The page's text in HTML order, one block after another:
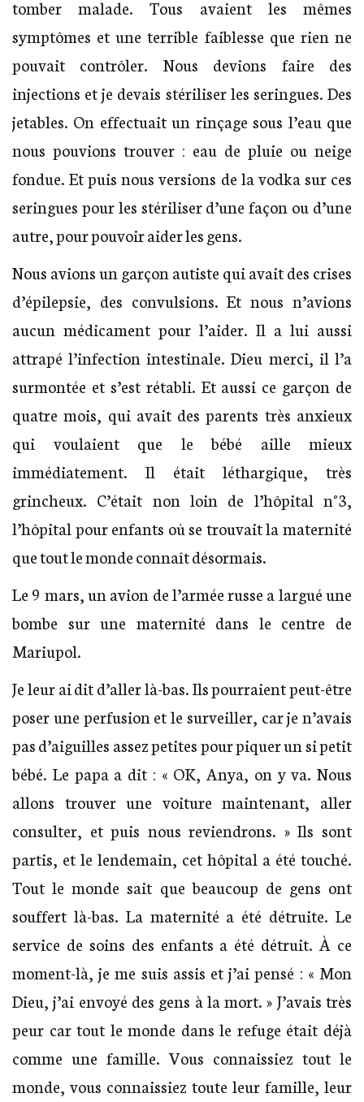
tomber malade. Tous avaient les mêmes
symptômes et une terrible faiblesse que rien ne
pouvait contrôler. Nous devions faire des
injections et je devais stériliser les seringues. Des
jetables. On effectuait un rinçage sous l’eau que
nous pouvions trouver : eau de pluie ou neige
fondue. Et puis nous versions de la vodka sur ces
seringues pour les stériliser d’une façon ou d’une
autre, pour pouvoir aider les gens.
Nous avions un garçon autiste qui avait des crises
d’épilepsie, des convulsions. Et nous n’avions
aucun médicament pour l’aider. Il a lui aussi
attrapé l’infection intestinale. Dieu merci, il l’a
surmontée et s’est rétabli. Et aussi ce garçon de
quatre mois, qui avait des parents très anxieux
qui voulaient que le bébé aille mieux
immédiatement. Il était léthargique, très
grincheux. C’était non loin de l’hôpital n°3,
l’hôpital pour enfants où se trouvait la maternité
que tout le monde connaît désormais.
Le 9 mars, un avion de l’armée russe a largué une
bombe sur une maternité dans le centre de
Mariupol.
Je leur ai dit d’aller là-bas. Ils pourraient peut-être
poser une perfusion et le surveiller, car je n’avais
pas d’aiguilles assez petites pour piquer un si petit
bébé. Le papa a dit : « OK, Anya, on y va. Nous
allons trouver une voiture maintenant, aller
consulter, et puis nous reviendrons. » Ils sont
partis, et le lendemain, cet hôpital a été touché.
Tout le monde sait que beaucoup de gens ont
souffert là-bas. La maternité a été détruite. Le
service de soins des enfants a été détruit. À ce
moment-là, je me suis assis et j’ai pensé : « Mon
Dieu, j’ai envoyé des gens à la mort. » J’avais très
peur car tout le monde dans le refuge était déjà
comme une famille. Vous connaissiez tout le
monde, vous connaissiez toute leur famille, leur